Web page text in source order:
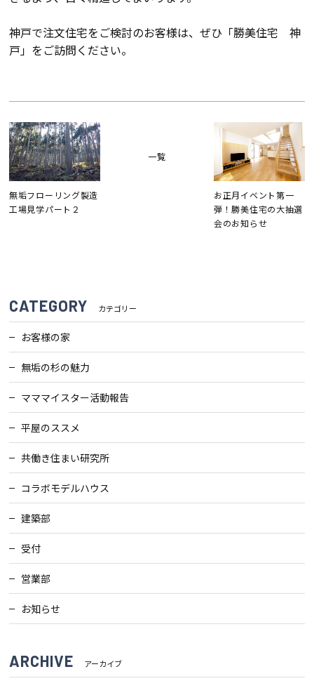
神戸で注文住宅をご検討のお客様は、ぜひ「勝美住宅 神
戸」をご訪問ください。
無垢フローリング製造
工場見学パート２
一覧
お正月イベント第一
弾！勝美住宅の大抽選
会のお知らせ
CATEGORY カテゴリー
お客様の家
無垢の杉の魅力
マママイスター活動報告
平屋のススメ
共働き住まい研究所
コラボモデルハウス
建築部
受付
営業部
お知らせ
ARCHIVE アーカイブ